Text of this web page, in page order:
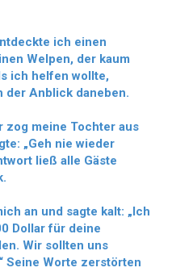
ich einen
Welpen, der kaum
ich helfen wollte,
der Anblick daneben.
zog meine Tochter aus
„Geh nie wieder
ließ alle Gäste
an und sagte kalt: „Ich
Dollar für deine
Wir sollten uns
Seine Worte zerstörten